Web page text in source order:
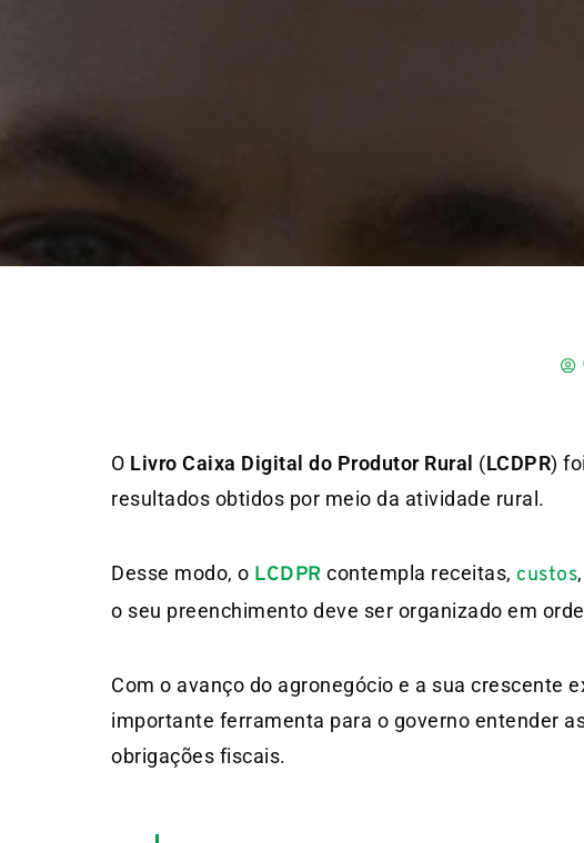
O Livro Caixa Digital do Produtor Rural (LCDPR)
resultados obtidos por meio da atividade rural.
Desse modo, o LCDPR contempla receitas, custos
o seu preenchimento deve ser organizado em
Com o avanço do agronegócio e a sua crescente
importante ferramenta para o governo entender
obrigações fiscais.